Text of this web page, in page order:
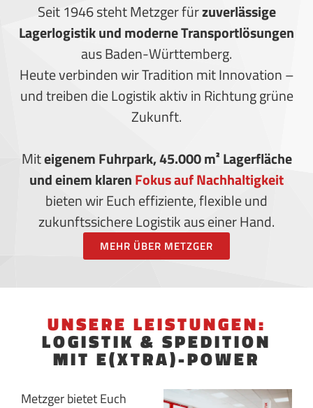
Seit 1946 steht Metzger fürzuverlässige
Lagerlogistik und moderne Transportlösungen
aus Baden-Württemberg.
Heute verbinden wir Tradition mit Innovation –
und treiben die Logistik aktiv in Richtung grüne
Zukunft.
Miteigenem Fuhrpark, 45.000 m² Lagerfläche
und einem klarenFokus auf Nachhaltigkeit
bieten wir Euch effiziente, flexible und
zukunftssichere Logistik aus einer Hand.
MEHR ÜBER METZGER
UNSERE LEISTUNGEN:
LOGISTIK & SPEDITION
MIT E(XTRA)-POWER
Metzger bietet Euch